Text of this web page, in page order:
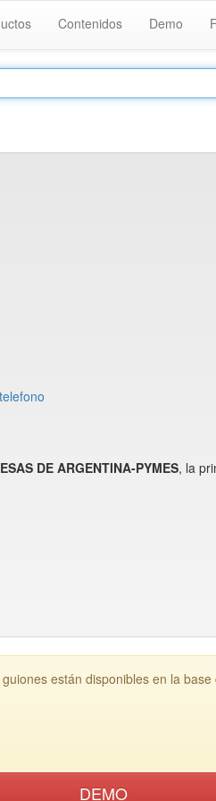
Contenidos Demo
DE ARGENTINA-PYMES, la
están disponibles en la
DEMO